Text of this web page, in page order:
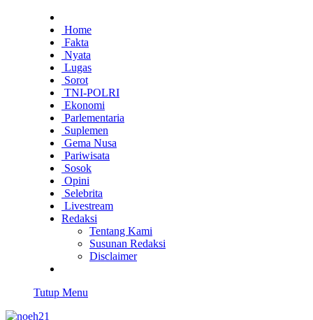
Home
Fakta
Nyata
Lugas
Sorot
TNI-POLRI
Ekonomi
Parlementaria
Suplemen
Gema Nusa
Pariwisata
Sosok
Opini
Selebrita
Livestream
Redaksi
Tentang Kami
Susunan Redaksi
Disclaimer
Tutup Menu